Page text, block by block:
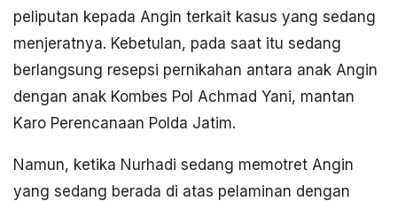
peliputan kepada Angin terkait kasus yang sedang
menjeratnya. Kebetulan, pada saat itu sedang
berlangsung resepsi pernikahan antara anak Angin
dengan anak Kombes Pol Achmad Yani, mantan
Karo Perencanaan Polda Jatim.
Namun, ketika Nurhadi sedang memotret Angin
yang sedang berada di atas pelaminan dengan